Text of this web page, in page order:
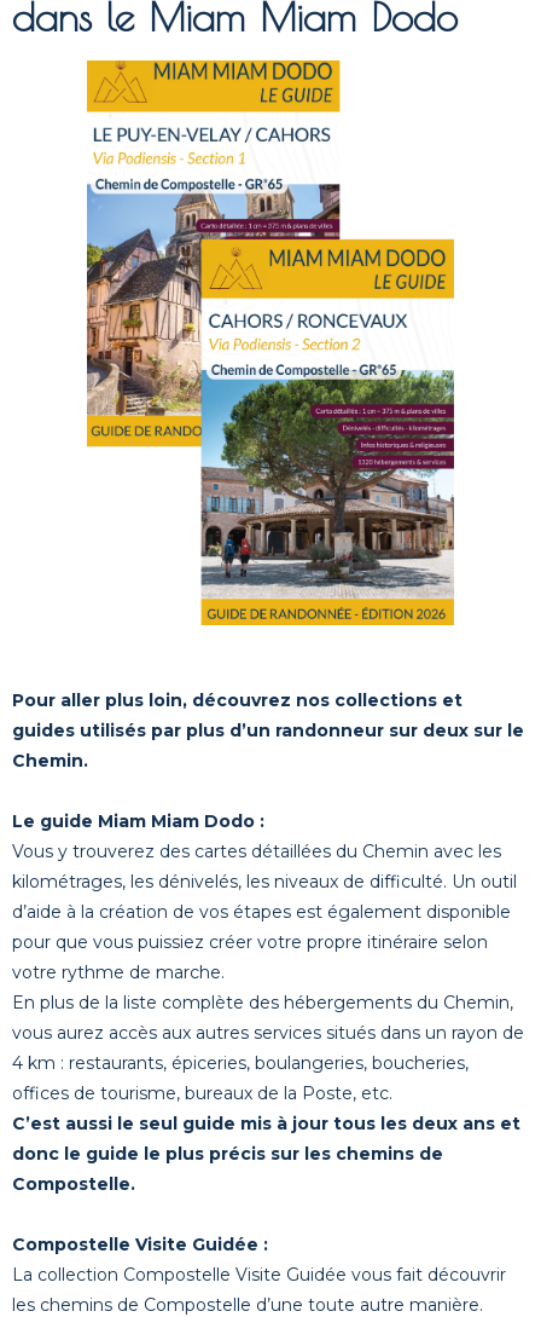
dans le Miam Miam Dodo
Pour aller plus loin, découvrez nos collections et
guides utilisés par plus d’un randonneur sur deux sur le
Chemin.
Le guide Miam Miam Dodo :
Vous y trouverez des cartes détaillées du Chemin avec les
kilométrages, les dénivelés, les niveaux de difficulté. Un outil
d’aide à la création de vos étapes est également disponible
pour que vous puissiez créer votre propre itinéraire selon
votre rythme de marche.
En plus de la liste complète des hébergements du Chemin,
vous aurez accès aux autres services situés dans un rayon de
4 km : restaurants, épiceries, boulangeries, boucheries,
offices de tourisme, bureaux de la Poste, etc.
C’est aussi le seul guide mis à jour tous les deux ans et
donc le guide le plus précis sur les chemins de
Compostelle.
Compostelle Visite Guidée :
La collection Compostelle Visite Guidée vous fait découvrir
les chemins de Compostelle d’une toute autre manière.